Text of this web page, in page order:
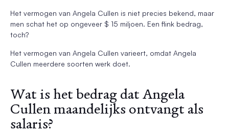
Het vermogen van Angela Cullen is niet precies bekend, maar
men schat het op ongeveer $ 15 miljoen. Een flink bedrag,
toch?
Het vermogen van Angela Cullen varieert, omdat Angela
Cullen meerdere soorten werk doet.
Wat is het bedrag dat Angela
Cullen maandelijks ontvangt als
salaris?